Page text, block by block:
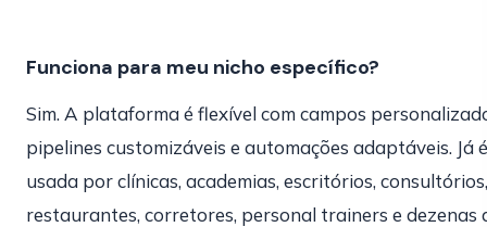
Funciona para meu nicho específico?
Sim. A plataforma é flexível com campos
pipelines customizáveis e automações adaptáveis. Já é
usada por clínicas, academias, escritórios, consultórios,
restaurantes, corretores, personal trainers e dezenas